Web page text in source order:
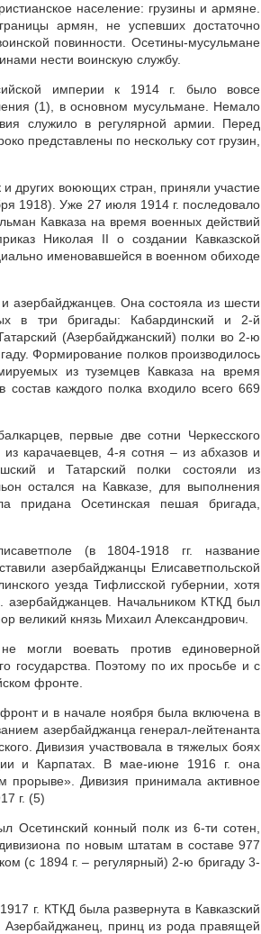
население: грузины и армяне.
армян, не успевших достаточно
повинности. Осетины-мусульмане
нести воинскую службу.
империи к 1914 г. было вовсе
(1), в основном мусульмане. Немало
служило в регулярной армии. Перед
представлены по нескольку сот грузин,
других воюющих стран, приняли участие
1918). Уже 27 июля 1914 г. последовало
Кавказа на время военных действий
Николая II о создании Кавказской
именовавшейся в военном обиходе
азербайджанцев. Она состояла из шести
в три бригады: Кабардинский и 2-й
(Азербайджанский) полки во 2-ю
Формирование полков производилось
из туземцев Кавказа на время
каждого полка входило всего 669
первые две сотни Черкесского
карачаевцев, 4-я сотня – из абхазов и
и Татарский полки состояли из
остался на Кавказе, для выполнения
придана Осетинская пешая бригада,
(в 1804-1918 гг. название
азербайджанцы Елисаветпольской
уезда Тифлисской губернии, хотя
азербайджанцев. Начальником КТКД был
великий князь Михаил Александрович.
могли воевать против единоверной
государства. Поэтому по их просьбе и с
фронте.
и в начале ноября была включена в
азербайджанца генерал-лейтенанта
Дивизия участвовала в тяжелых боях
и Карпатах. В мае-июне 1916 г. она
прорыве». Дивизия принимала активное
г. (5)
Осетинский конный полк из 6-ти сотен,
по новым штатам в составе 977
(с 1894 г. – регулярный) 2-ю бригаду 3-
г. КТКД была развернута в Кавказский
Азербайджанец, принц из рода правящей